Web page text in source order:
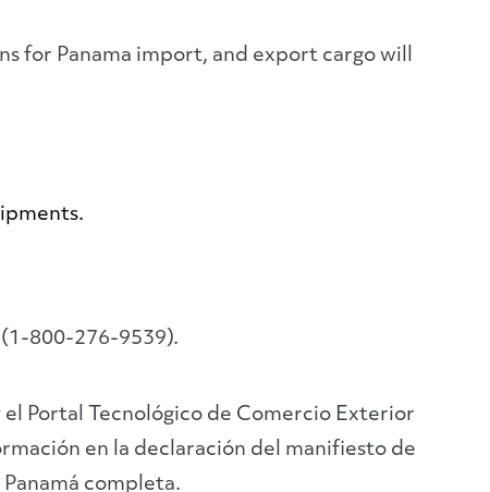
for Panama import, and export cargo will
800-276-9539).
Portal Tecnológico de Comercio Exterior
en la declaración del manifiesto de
completa.